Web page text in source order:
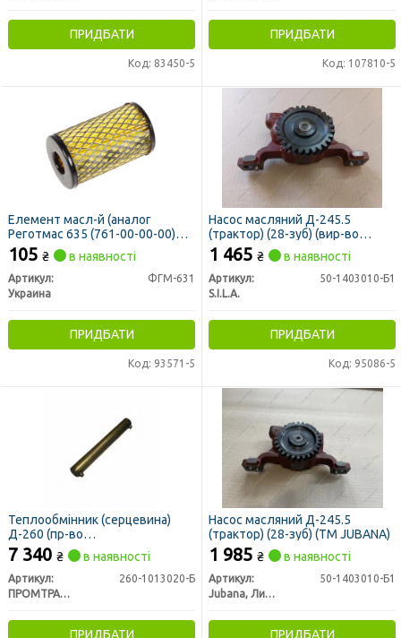
ПРИДБАТИ
Код: 83450-5
ПРИДБАТИ
Код: 107810-5
Елемент масл-й (аналог
Реготмас 635 (761-00-00-00)
(пр-во Україна))
105 ₴ в наявності
Артикул:
ФГМ-631
Украина
ПРИДБАТИ
Код: 93571-5
Насос масляний Д-245.5
(трактор) (28-зуб) (вир-во
S.I.L.A)
1 465 ₴ в наявності
Артикул:
50-1403010-Б1
S.I.L.A.
ПРИДБАТИ
Код: 95086-5
Теплообмінник (серцевина)
Д-260 (пр-во
Промтрансенерго)
7 340 ₴ в наявності
Артикул:
260-1013020-Б
ПРОМТРАНСЭНЕРГО
ПРИДБАТИ
Насос масляний Д-245.5
(трактор) (28-зуб) (ТМ JUBANA)
1 985 ₴ в наявності
Артикул:
50-1403010-Б1
Jubana, Литва
ПРИДБАТИ